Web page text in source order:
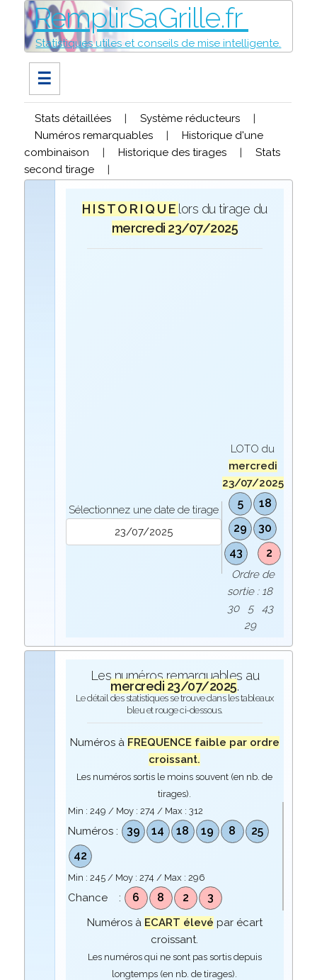
RemplirSaGrille.fr
Statistiques utiles et conseils de mise intelligente.
☰
Stats détaillées | Système réducteurs
|
Numéros remarquables
|
Historique d'une
combinaison
| Historique des tirages |
Stats
second tirage
|
H I S T O R I Q U E lors du tirage du
mercredi 23/07/2025
Sélectionnez une date de tirage
LOTO du
mercredi
23/07/2025
5
18
29
30
43
2
Ordre de
sortie : 18
30 5 43
29
Les numéros remarquables au
mercredi 23/07/2025.
Le détail des statistiques se trouve dans les tableaux
bleu et rouge ci-dessous.
Numéros à FREQUENCE faible par ordre
croissant.
Les numéros sortis le moins souvent (en nb. de
tirages).
Min : 249 / Moy : 274 / Max : 312
Numéros : 39 14 18 19 8
25
42
Min : 245/ Moy : 274 / Max : 296
Chance : 6 8 2 3
Numéros à ECART élevé par écart
croissant.
Les numéros qui ne sont pas sortis depuis
longtemps (en nb. de tirages).